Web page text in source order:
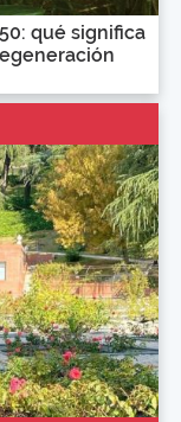
qué significa